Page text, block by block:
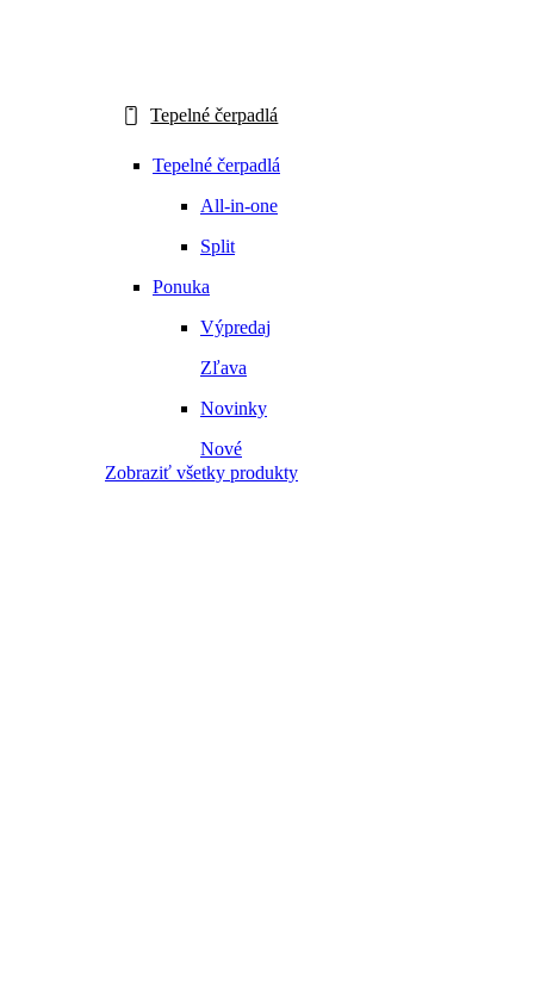
Tepelné čerpadlá
Tepelné čerpadlá
All-in-one
Split
Ponuka
Výpredaj
Zľava
Novinky
Nové
Zobraziť všetky produkty